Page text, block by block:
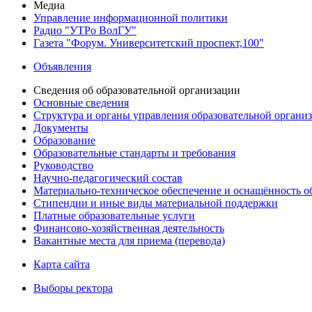
Медиа
Управление информационной политики
Радио "УТРо ВолГУ"
Газета "Форум. Университетский проспект,100"
Объявления
Сведения об образовательной организации
Основные сведения
Структура и органы управления образовательной
Документы
Образование
Образовательные стандарты и требования
Руководство
Научно-педагогический состав
Материально-техническое обеспечение и оснащённость
Стипендии и иные виды материальной поддержки
Платные образовательные услуги
Финансово-хозяйственная деятельность
Вакантные места для приема (перевода)
Карта сайта
Выборы ректора